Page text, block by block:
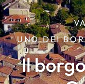
UNO DEI
Il